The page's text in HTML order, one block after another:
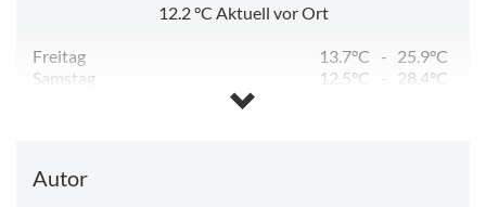
12.2°C Aktuell vor Ort
Freitag 13.7°C - 25.9°C
Samstag
12.5°C -
28.4°C
Autor